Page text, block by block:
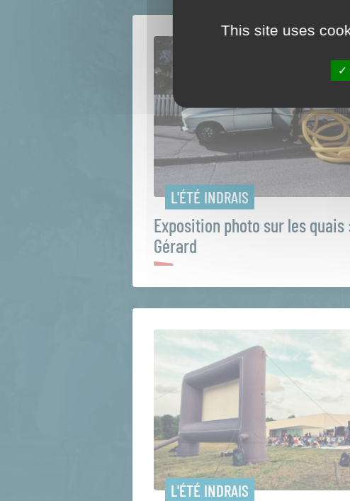
L'ÉTÉ INDRAIS
Exposition photo sur les quais
Gérard
L'ÉTÉ INDRAIS
This site uses